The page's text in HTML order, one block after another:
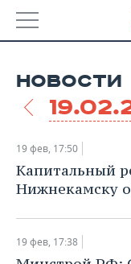
УДМУРТИЯ
НОВОСТИ
НОВОСТИ
КОРОЛИ
ЭКОНОМИКА
ФИНАНСЫ
НОВОСТИ
НЕДВИЖИМОСТЬ
НОВОСТИ
19 фев, 17:50
Капитальный
Нижнекамску
19 фев, 17:38